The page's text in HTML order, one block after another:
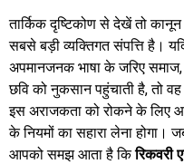
तार्किक दृष्टिकोण से देखें तो
सबसे बड़ी व्यक्तिगत संपत्ति है।
अपमानजनक भाषा के जरिए समाज,
छवि को नुकसान पहुंचाती है, तो
इस अराजकता को रोकने के लिए
के नियमों का सहारा लेना होगा।
आपको समझ आता है किरिकवरी